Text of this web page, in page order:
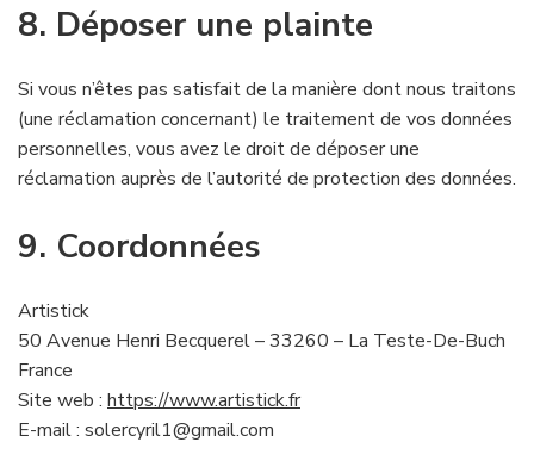
8. Déposer une plainte
Si vous n’êtes pas satisfait de la manière dont nous traitons
(une réclamation concernant) le traitement de vos données
personnelles, vous avez le droit de déposer une
réclamation auprès de l’autorité de protection des données.
9. Coordonnées
Artistick
50 Avenue Henri Becquerel – 33260 – La Teste-De-Buch
France
Site web : https://www.artistick.fr
E-mail : solercyril1@gmail.com